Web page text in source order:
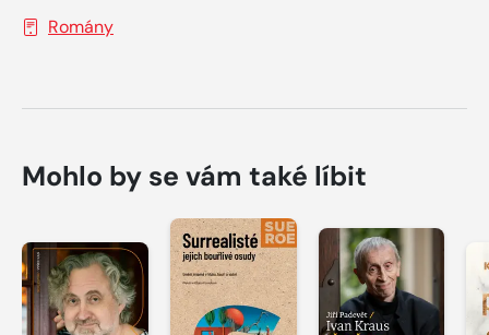
Romány
Mohlo by se vám také líbit